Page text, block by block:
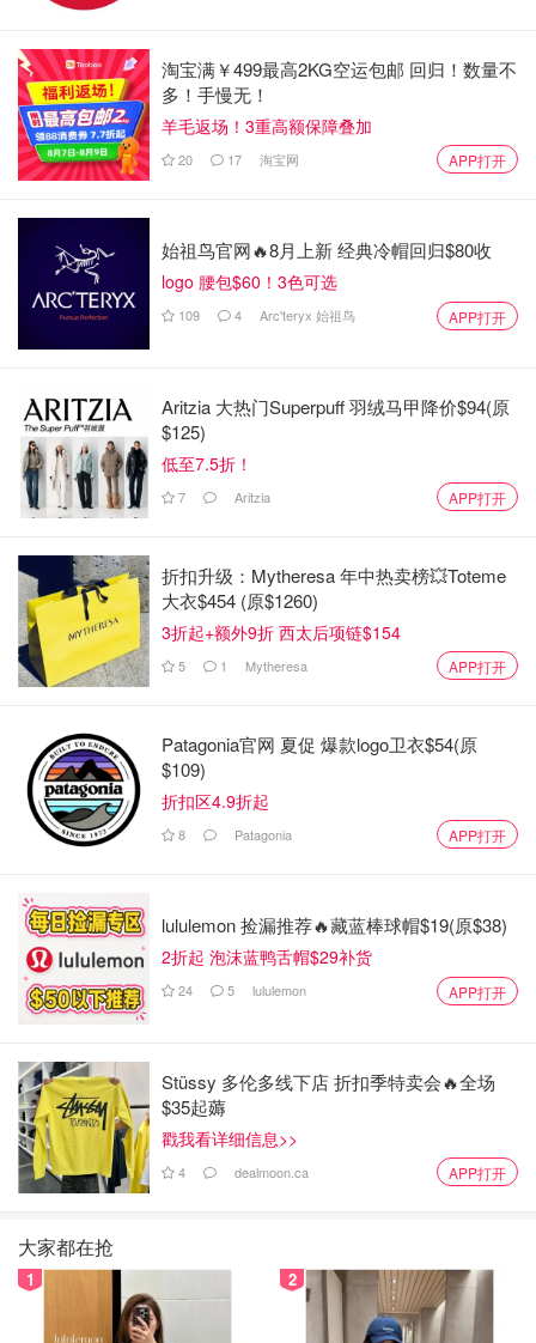
九寨”为什么值得一去？
来自土星的小碎冰
红柚气泡酒
原创之星
淘宝满￥499最高2KG空运包邮 回归！数量不
多！手慢无！
羊毛返场！3重高额保障叠加
20 17 淘宝网 APP打开
始祖鸟官网🔥8月上新 经典冷帽回归$80收
logo 腰包$60！3色可选
109 4 Arc'teryx 始祖鸟 APP打开
Aritzia 大热门Superpuff 羽绒马甲降价$94(原
$125)
低至7.5折！
7 Aritzia APP打开
折扣升级：Mytheresa 年中热卖榜💥Toteme
大衣$454 (原$1260)
3折起+额外9折 西太后项链$154
5 1 Mytheresa APP打开
Patagonia官网 夏促 爆款logo卫衣$54(原
$109)
折扣区4.9折起
8 Patagonia APP打开
lululemon 捡漏推荐🔥藏蓝棒球帽$19(原$38)
2折起 泡沫蓝鸭舌帽$29补货
24 5 lululemon APP打开
Stüssy 多伦多线下店 折扣季特卖会🔥全场
$35起薅
戳我看详细信息>>
4 dealmoon.ca APP打开
大家都在抢
1 2